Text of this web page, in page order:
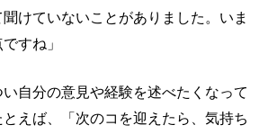
けていないことがありました。いま
すね」
自分の意見や経験を述べたくなって
えば、「次のコを迎えたら、気持ち